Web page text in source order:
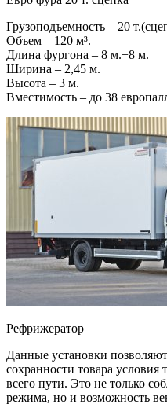
Грузоподъемность – 20
Объем – 120 м³.
Длина фургона – 8 м.+8 м.
Ширина – 2,45 м.
Высота – 3 м.
Вместимость – до 38
Рефрижератор
Данные установки
сохранности товара
всего пути. Это не только
режима, но и возможность